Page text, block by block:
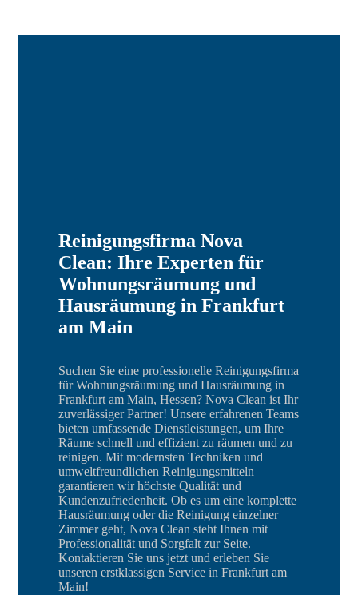
Reinigungsfirma Nova
Clean: Ihre Experten für
Wohnungsräumung und
Hausräumung in Frankfurt
am Main
Suchen Sie eine professionelle Reinigungsfirma
für Wohnungsräumung und Hausräumung in
Frankfurt am Main, Hessen? Nova Clean ist Ihr
zuverlässiger Partner! Unsere erfahrenen Teams
bieten umfassende Dienstleistungen, um Ihre
Räume schnell und effizient zu räumen und zu
reinigen. Mit modernsten Techniken und
umweltfreundlichen Reinigungsmitteln
garantieren wir höchste Qualität und
Kundenzufriedenheit. Ob es um eine komplette
Hausräumung oder die Reinigung einzelner
Zimmer geht, Nova Clean steht Ihnen mit
Professionalität und Sorgfalt zur Seite.
Kontaktieren Sie uns jetzt und erleben Sie
unseren erstklassigen Service in Frankfurt am
Main!